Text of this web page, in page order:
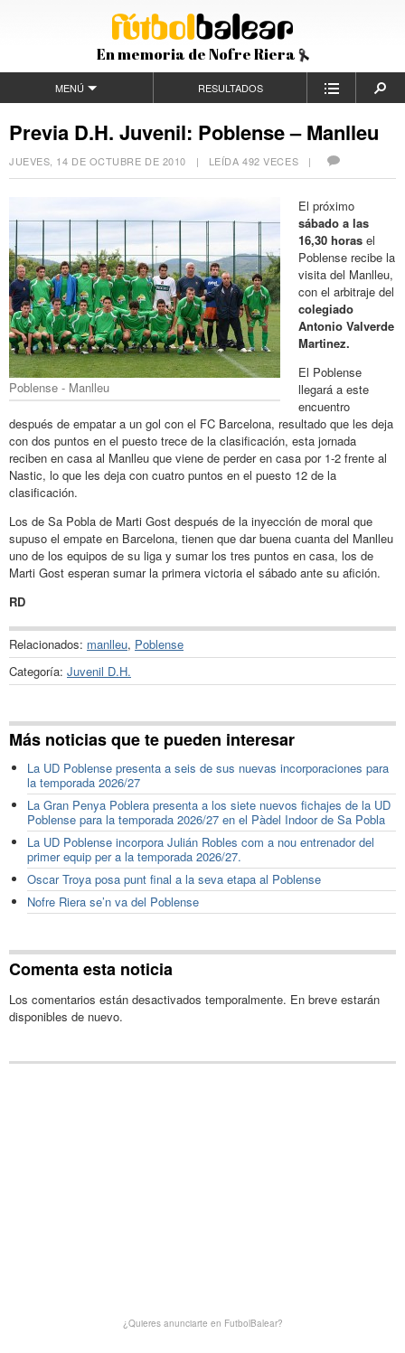
En memoria de Nofre Riera
MENÚ RESULTADOS
Previa D.H. Juvenil: Poblense – Manlleu
JUEVES, 14 DE OCTUBRE DE 2010 | LEÍDA 492 VECES |
Poblense - Manlleu
El próximo
sábado a las
16,30 horas el
Poblense recibe la
visita del Manlleu,
con el arbitraje del
colegiado
Antonio Valverde
Martinez.
El Poblense
llegará a este
encuentro
después de empatar a un gol con el FC Barcelona, resultado que les deja
con dos puntos en el puesto trece de la clasificación, esta jornada
reciben en casa al Manlleu que viene de perder en casa por 1-2 frente al
Nastic, lo que les deja con cuatro puntos en el puesto 12 de la
clasificación.
Los de Sa Pobla de Marti Gost después de la inyección de moral que
supuso el empate en Barcelona, tienen que dar buena cuanta del Manlleu
uno de los equipos de su liga y sumar los tres puntos en casa, los de
Marti Gost esperan sumar la primera victoria el sábado ante su afición.
RD
Relacionados: manlleu, Poblense
Categoría: Juvenil D.H.
Más noticias que te pueden interesar
La UD Poblense presenta a seis de sus nuevas incorporaciones para
la temporada 2026/27
La Gran Penya Poblera presenta a los siete nuevos fichajes de la UD
Poblense para la temporada 2026/27 en el Pàdel Indoor de Sa Pobla
La UD Poblense incorpora Julián Robles com a nou entrenador del
primer equip per a la temporada 2026/27.
Oscar Troya posa punt final a la seva etapa al Poblense
Nofre Riera se’n va del Poblense
Comenta esta noticia
Los comentarios están desactivados temporalmente. En breve estarán
disponibles de nuevo.
¿Quieres anunciarte en FutbolBalear?